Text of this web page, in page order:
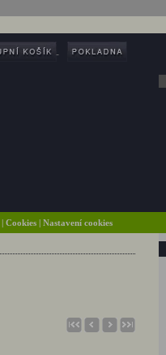
| Cookies | Nastavení cookies